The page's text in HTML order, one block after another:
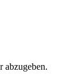
abzugeben.